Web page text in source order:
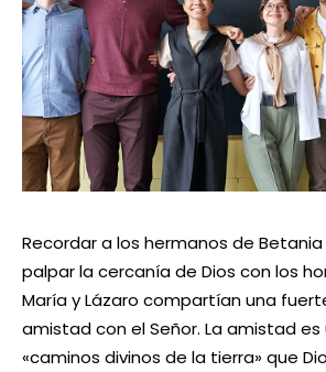
Recordar a los hermanos de
palpar la cercanía de Dios con los
María y Lázaro compartían una
amistad con el Señor. La amistad es
«caminos divinos de la tierra» que